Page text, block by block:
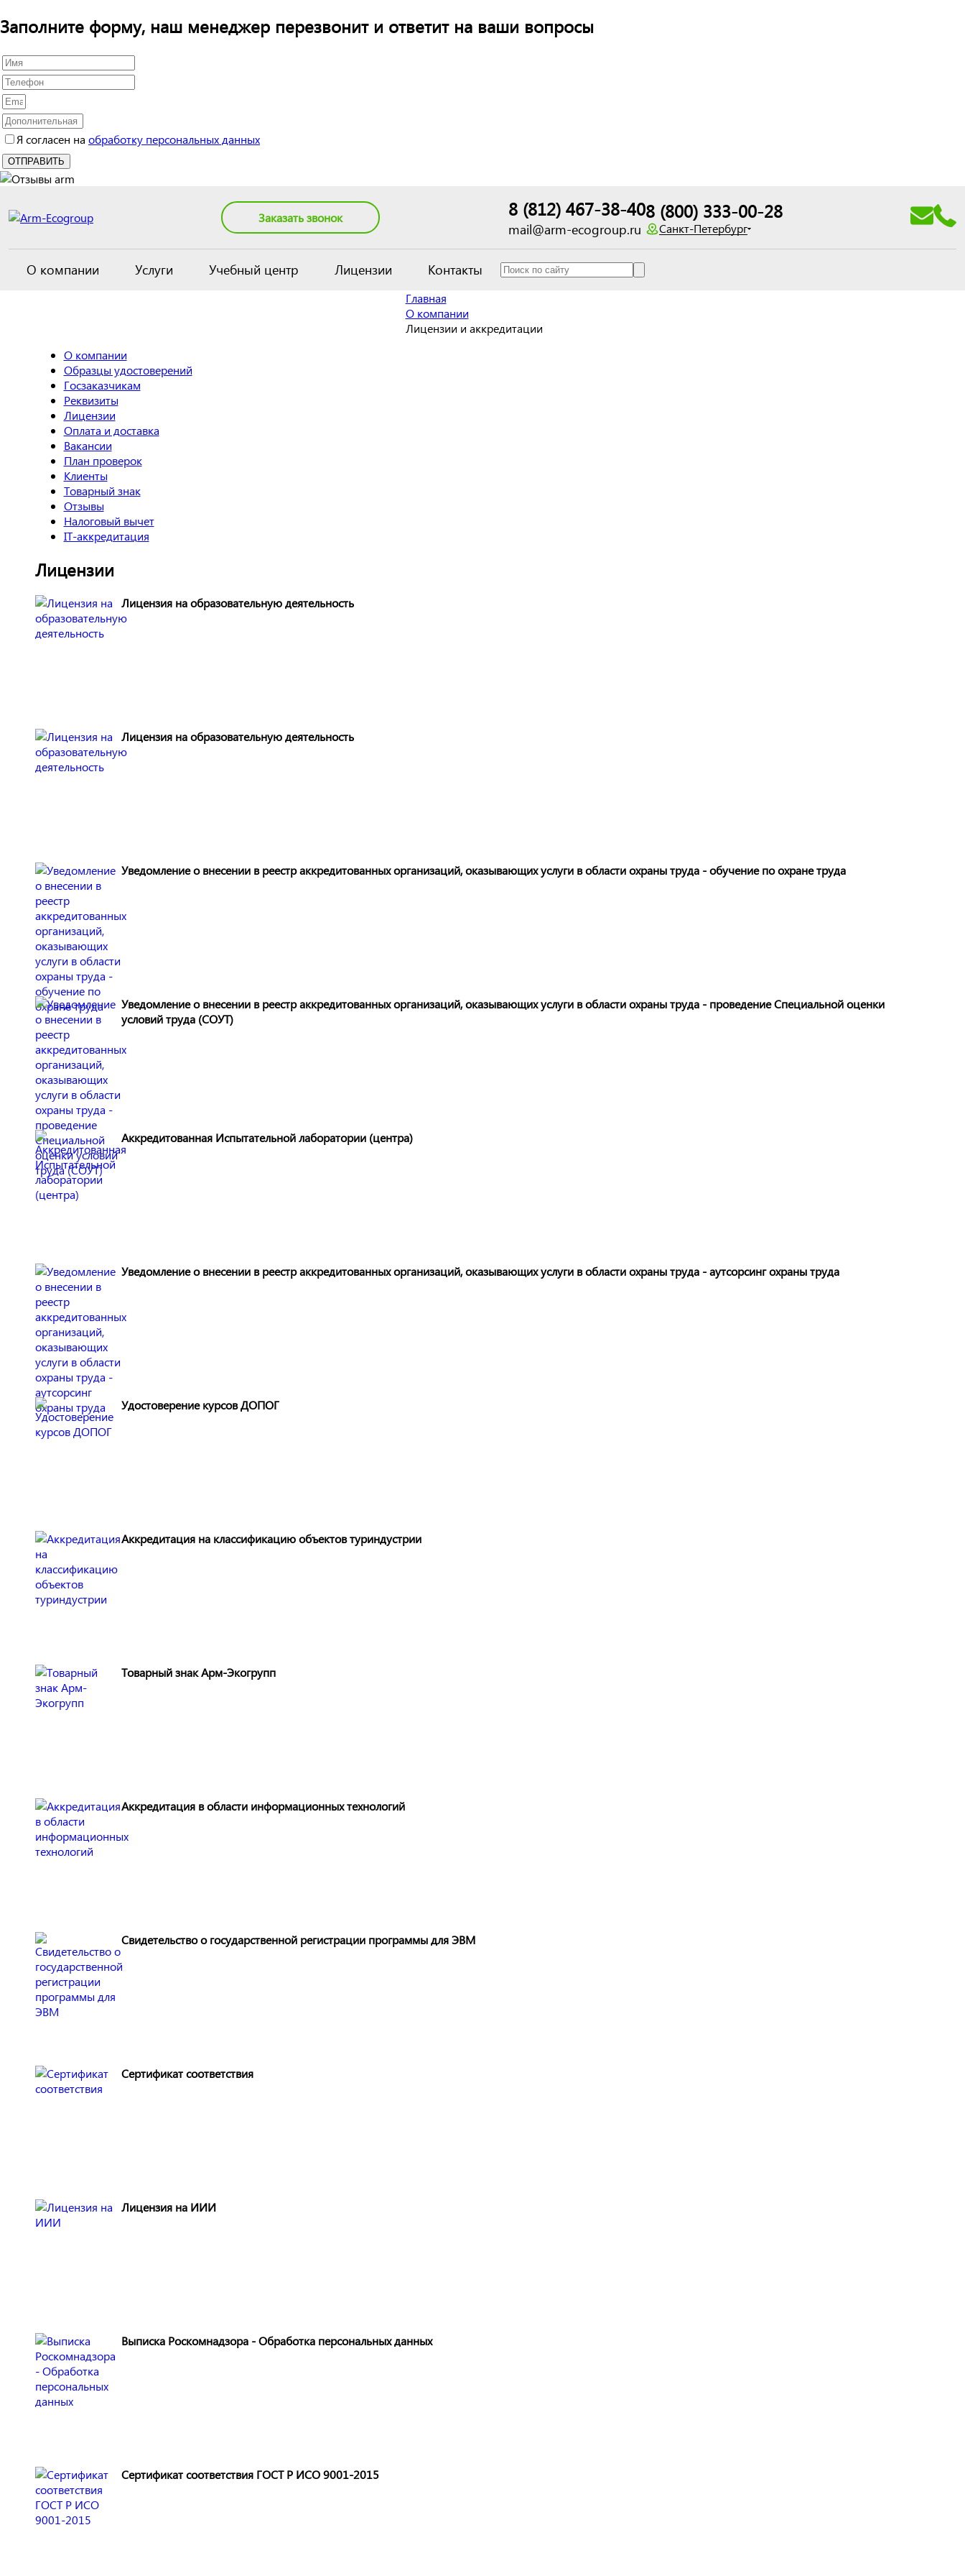
Заполните форму, наш менеджер перезвонит и ответит на ваши вопросы
Я согласен на обработку персональных данных
Заказать звонок 8 (812) 467-38-40
mail@arm-ecogroup.ru
8 (800) 333-00-28
Санкт-Петербург
О компании Услуги Учебный центр Лицензии Контакты
Главная
О компании
Лицензии и аккредитации
О компании
Образцы удостоверений
Госзаказчикам
Реквизиты
Лицензии
Оплата и доставка
Вакансии
План проверок
Клиенты
Товарный знак
Отзывы
Налоговый вычет
IT-аккредитация
Лицензии
Лицензия на образовательную деятельность
Лицензия на образовательную деятельность
Уведомление о внесении в реестр аккредитованных организаций, оказывающих услуги в области охраны труда - обучение по охране труда
Уведомление о внесении в реестр аккредитованных организаций, оказывающих услуги в области охраны труда - проведение Специальной оценки
условий труда (СОУТ)
Аккредитованная Испытательной лаборатории (центра)
Уведомление о внесении в реестр аккредитованных организаций, оказывающих услуги в области охраны труда - аутсорсинг охраны труда
Удостоверение курсов ДОПОГ
Аккредитация на классификацию объектов туриндустрии
Товарный знак Арм-Экогрупп
Аккредитация в области информационных технологий
Свидетельство о государственной регистрации программы для ЭВМ
Сертификат соответствия
Лицензия на ИИИ
Выписка Роскомнадзора - Обработка персональных данных
Сертификат соответствия ГОСТ Р ИСО 9001-2015